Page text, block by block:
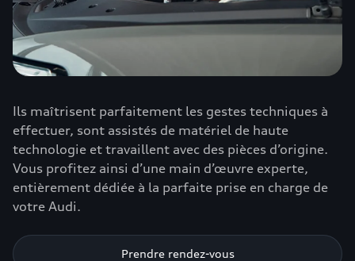
Ils maîtrisent parfaitement les gestes techniques à
effectuer, sont assistés de matériel de haute
technologie et travaillent avec des pièces d’origine.
Vous profitez ainsi d’une main d’œuvre experte,
entièrement dédiée à la parfaite prise en charge de
votre Audi.
Prendre rendez-vous